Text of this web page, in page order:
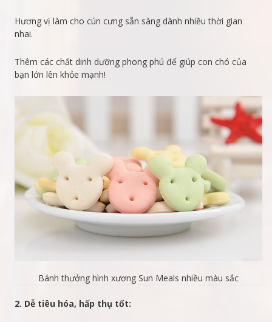
Hương vị làm cho cún cưng sẵn sàng dành nhiều thời gian
nhai.
Thêm các chất dinh dưỡng phong phú để giúp con chó của
bạn lớn lên khỏe mạnh!
Bánh thưởng hình xương Sun Meals nhiều màu sắc
2. Dễ tiêu hóa, hấp thụ tốt: